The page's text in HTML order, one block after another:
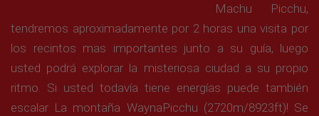
Machu Picchu,
tendremos aproximadamente por 2 horas una visita por
los recintos mas importantes junto a su guía, luego
usted podrá explorar la misteriosa ciudad a su propio
ritmo. Si usted todavía tiene energías puede también
escalar La montaña WaynaPicchu (2720m/8923ft)! Se